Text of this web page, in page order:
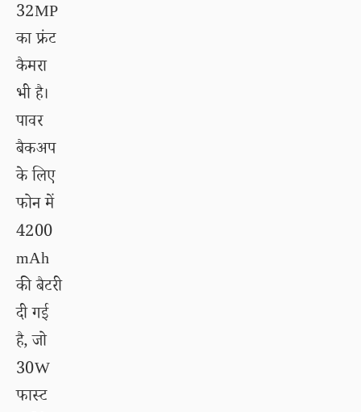
32MP
का फ्रंट
कैमरा
भी है।
पावर
बैकअप
के लिए
फोन में
4200
mAh
की बैटरी
दी गई
है, जो
30W
फास्ट